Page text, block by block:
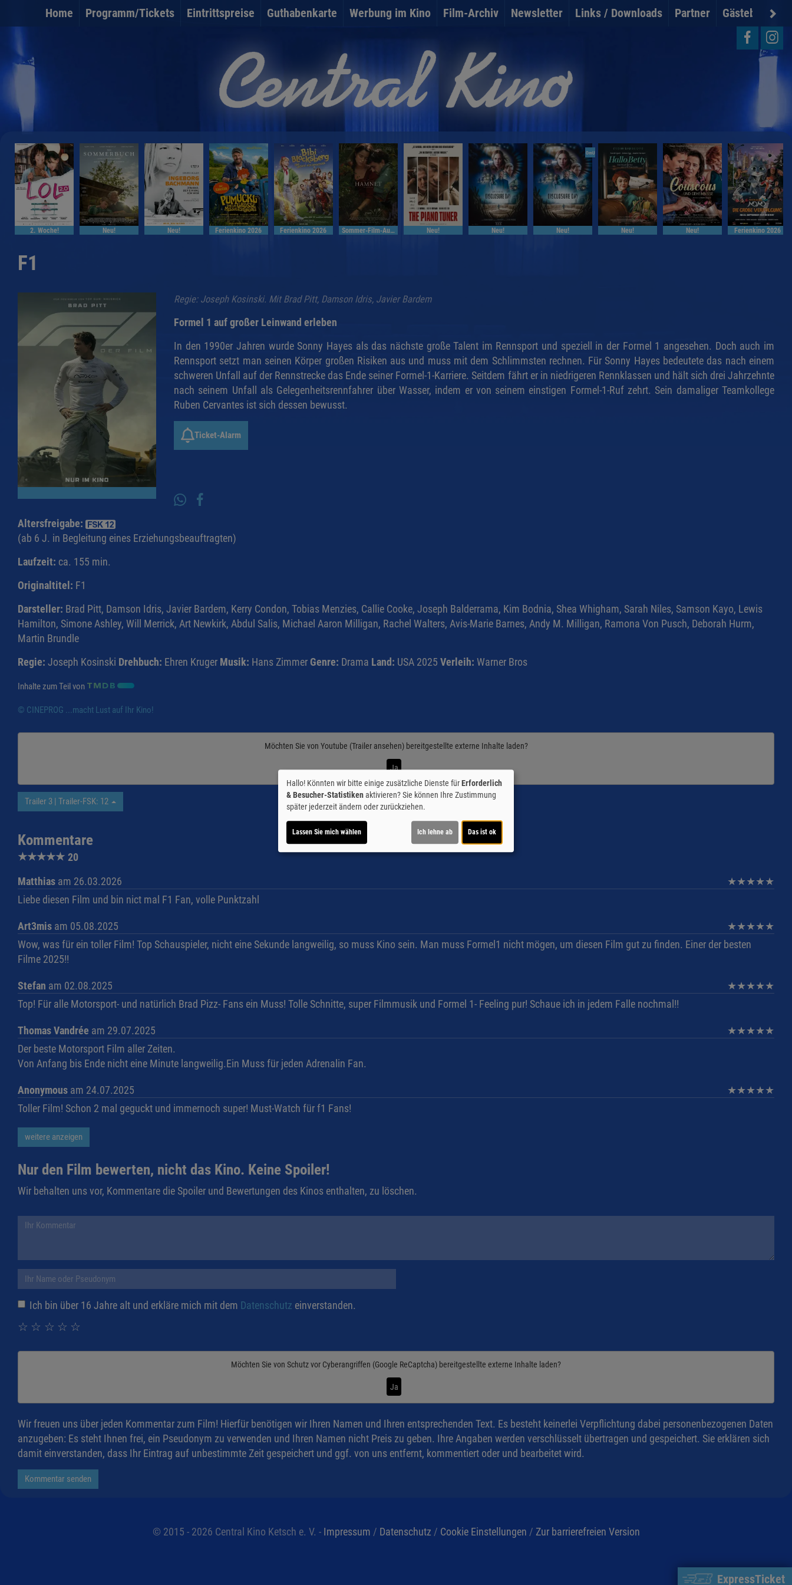
ExpressTicket
Home Programm/Tickets Eintrittspreise Guthabenkarte Werbung im Kino Film-Archiv Newsletter Links / Downloads Partner Gästebuch
2. Woche! Neu! Neu! Ferienkino 2026 Ferienkino 2026 Sommer-Film-Auslese Neu! Neu!
OmU
Neu! Neu! Neu! Ferienkino 2026
F1
Regie: Joseph Kosinski. Mit Brad Pitt, Damson Idris, Javier Bardem
Formel 1 auf großer Leinwand erleben
In den 1990er Jahren wurde Sonny Hayes als das nächste große Talent im Rennsport und speziell in der Formel 1 angesehen. Doch auch im
Rennsport setzt man seinen Körper großen Risiken aus und muss mit dem Schlimmsten rechnen. Für Sonny Hayes bedeutete das nach einem
schweren Unfall auf der Rennstrecke das Ende seiner Formel-1-Karriere. Seitdem fährt er in niedrigeren Rennklassen und hält sich drei Jahrzehnte
nach seinem Unfall als Gelegenheitsrennfahrer über Wasser, indem er von seinem einstigen Formel-1-Ruf zehrt. Sein damaliger Teamkollege
Ruben Cervantes ist sich dessen bewusst.
Ticket-Alarm
Altersfreigabe:
(ab 6 J. in Begleitung eines Erziehungsbeauftragten)
Laufzeit: ca. 155 min.
Originaltitel: F1
Darsteller: Brad Pitt, Damson Idris, Javier Bardem, Kerry Condon, Tobias Menzies, Callie Cooke, Joseph Balderrama, Kim Bodnia, Shea Whigham, Sarah Niles, Samson Kayo, Lewis
Hamilton, Simone Ashley, Will Merrick, Art Newkirk, Abdul Salis, Michael Aaron Milligan, Rachel Walters, Avis-Marie Barnes, Andy M. Milligan, Ramona Von Pusch, Deborah Hurm,
Martin Brundle
Regie: Joseph Kosinski Drehbuch: Ehren Kruger Musik: Hans Zimmer Genre: Drama Land: USA 2025 Verleih: Warner Bros
Inhalte zum Teil von
© CINEPROG ...macht Lust auf Ihr Kino!
Möchten Sie von Youtube (Trailer ansehen)bereitgestellte externe Inhalte laden?
Ja
Trailer 3 | Trailer-FSK: 12
Kommentare
★★★★★ 20
Matthias am 26.03.2026 ★★★★★
Liebe diesen Film und bin nict mal F1 Fan, volle Punktzahl
Art3mis am 05.08.2025 ★★★★★
Wow, was für ein toller Film! Top Schauspieler, nicht eine Sekunde langweilig, so muss Kino sein. Man muss Formel1 nicht mögen, um diesen Film gut zu finden. Einer der besten
Filme 2025!!
Stefan am 02.08.2025 ★★★★★
Top! Für alle Motorsport- und natürlich Brad Pizz- Fans ein Muss! Tolle Schnitte, super Filmmusik und Formel 1- Feeling pur! Schaue ich in jedem Falle nochmal!!
Thomas Vandrée am 29.07.2025 ★★★★★
Der beste Motorsport Film aller Zeiten.
Von Anfang bis Ende nicht eine Minute langweilig.Ein Muss für jeden Adrenalin Fan.
Anonymous am 24.07.2025 ★★★★★
Toller Film! Schon 2 mal geguckt und immernoch super! Must-Watch für f1 Fans!
weitere anzeigen
Nur den Film bewerten, nicht das Kino. Keine Spoiler!
Wir behalten uns vor, Kommentare die Spoiler und Bewertungen des Kinos enthalten, zu löschen.
Ich bin über 16 Jahre alt und erkläre mich mit dem Datenschutz einverstanden.
☆
☆
☆
☆
☆
Möchten Sie von Schutz vor Cyberangriffen (Google ReCaptcha) bereitgestellte externe Inhalte laden?
Ja
Wir freuen uns über jeden Kommentar zum Film! Hierfür benötigen wir Ihren Namen und Ihren entsprechenden Text. Es besteht keinerlei Verpflichtung dabei personenbezogenen Daten
anzugeben: Es steht Ihnen frei, ein Pseudonym zu verwenden und Ihren Namen nicht Preis zu geben. Ihre Angaben werden verschlüsselt übertragen und gespeichert. Sie erklären sich
damit einverstanden, dass Ihr Eintrag auf unbestimmte Zeit gespeichert und ggf. von uns entfernt, kommentiert oder und bearbeitet wird.
Kommentar senden
© 2015 - 2026 Central Kino Ketsch e. V. - Impressum / Datenschutz / Cookie Einstellungen / Zur barrierefreien Version
Hallo! Könnten wir bitte einige zusätzliche Dienste fürErforderlich
& Besucher-Statistikenaktivieren? Sie können Ihre Zustimmung
später jederzeit ändern oder zurückziehen.
Lassen Sie mich wählen Ich lehne ab Das ist ok